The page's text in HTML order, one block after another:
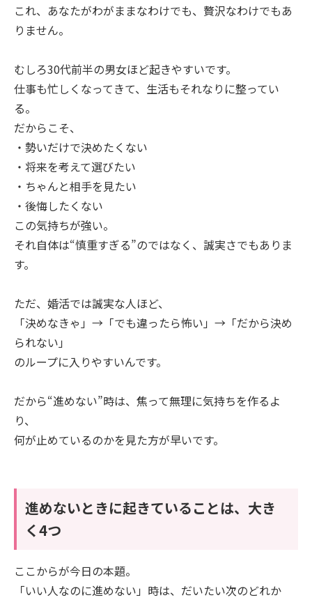
これ、あなたがわがままなわけでも、贅沢なわけでもあ
りません。
むしろ30代前半の男女ほど起きやすいです。
仕事も忙しくなってきて、生活もそれなりに整ってい
る。
だからこそ、
・勢いだけで決めたくない
・将来を考えて選びたい
・ちゃんと相手を見たい
・後悔したくない
この気持ちが強い。
それ自体は“慎重すぎる”のではなく、誠実さでもありま
す。
ただ、婚活では誠実な人ほど、
「決めなきゃ」→「でも違ったら怖い」→「だから決め
られない」
のループに入りやすいんです。
だから“進めない”時は、焦って無理に気持ちを作るよ
り、
何が止めているのかを見た方が早いです。
進めないときに起きていることは、大き
く4つ
ここからが今日の本題。
「いい人なのに進めない」時は、だいたい次のどれか